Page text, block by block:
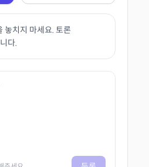
놓치지 마세요. 토론
다.